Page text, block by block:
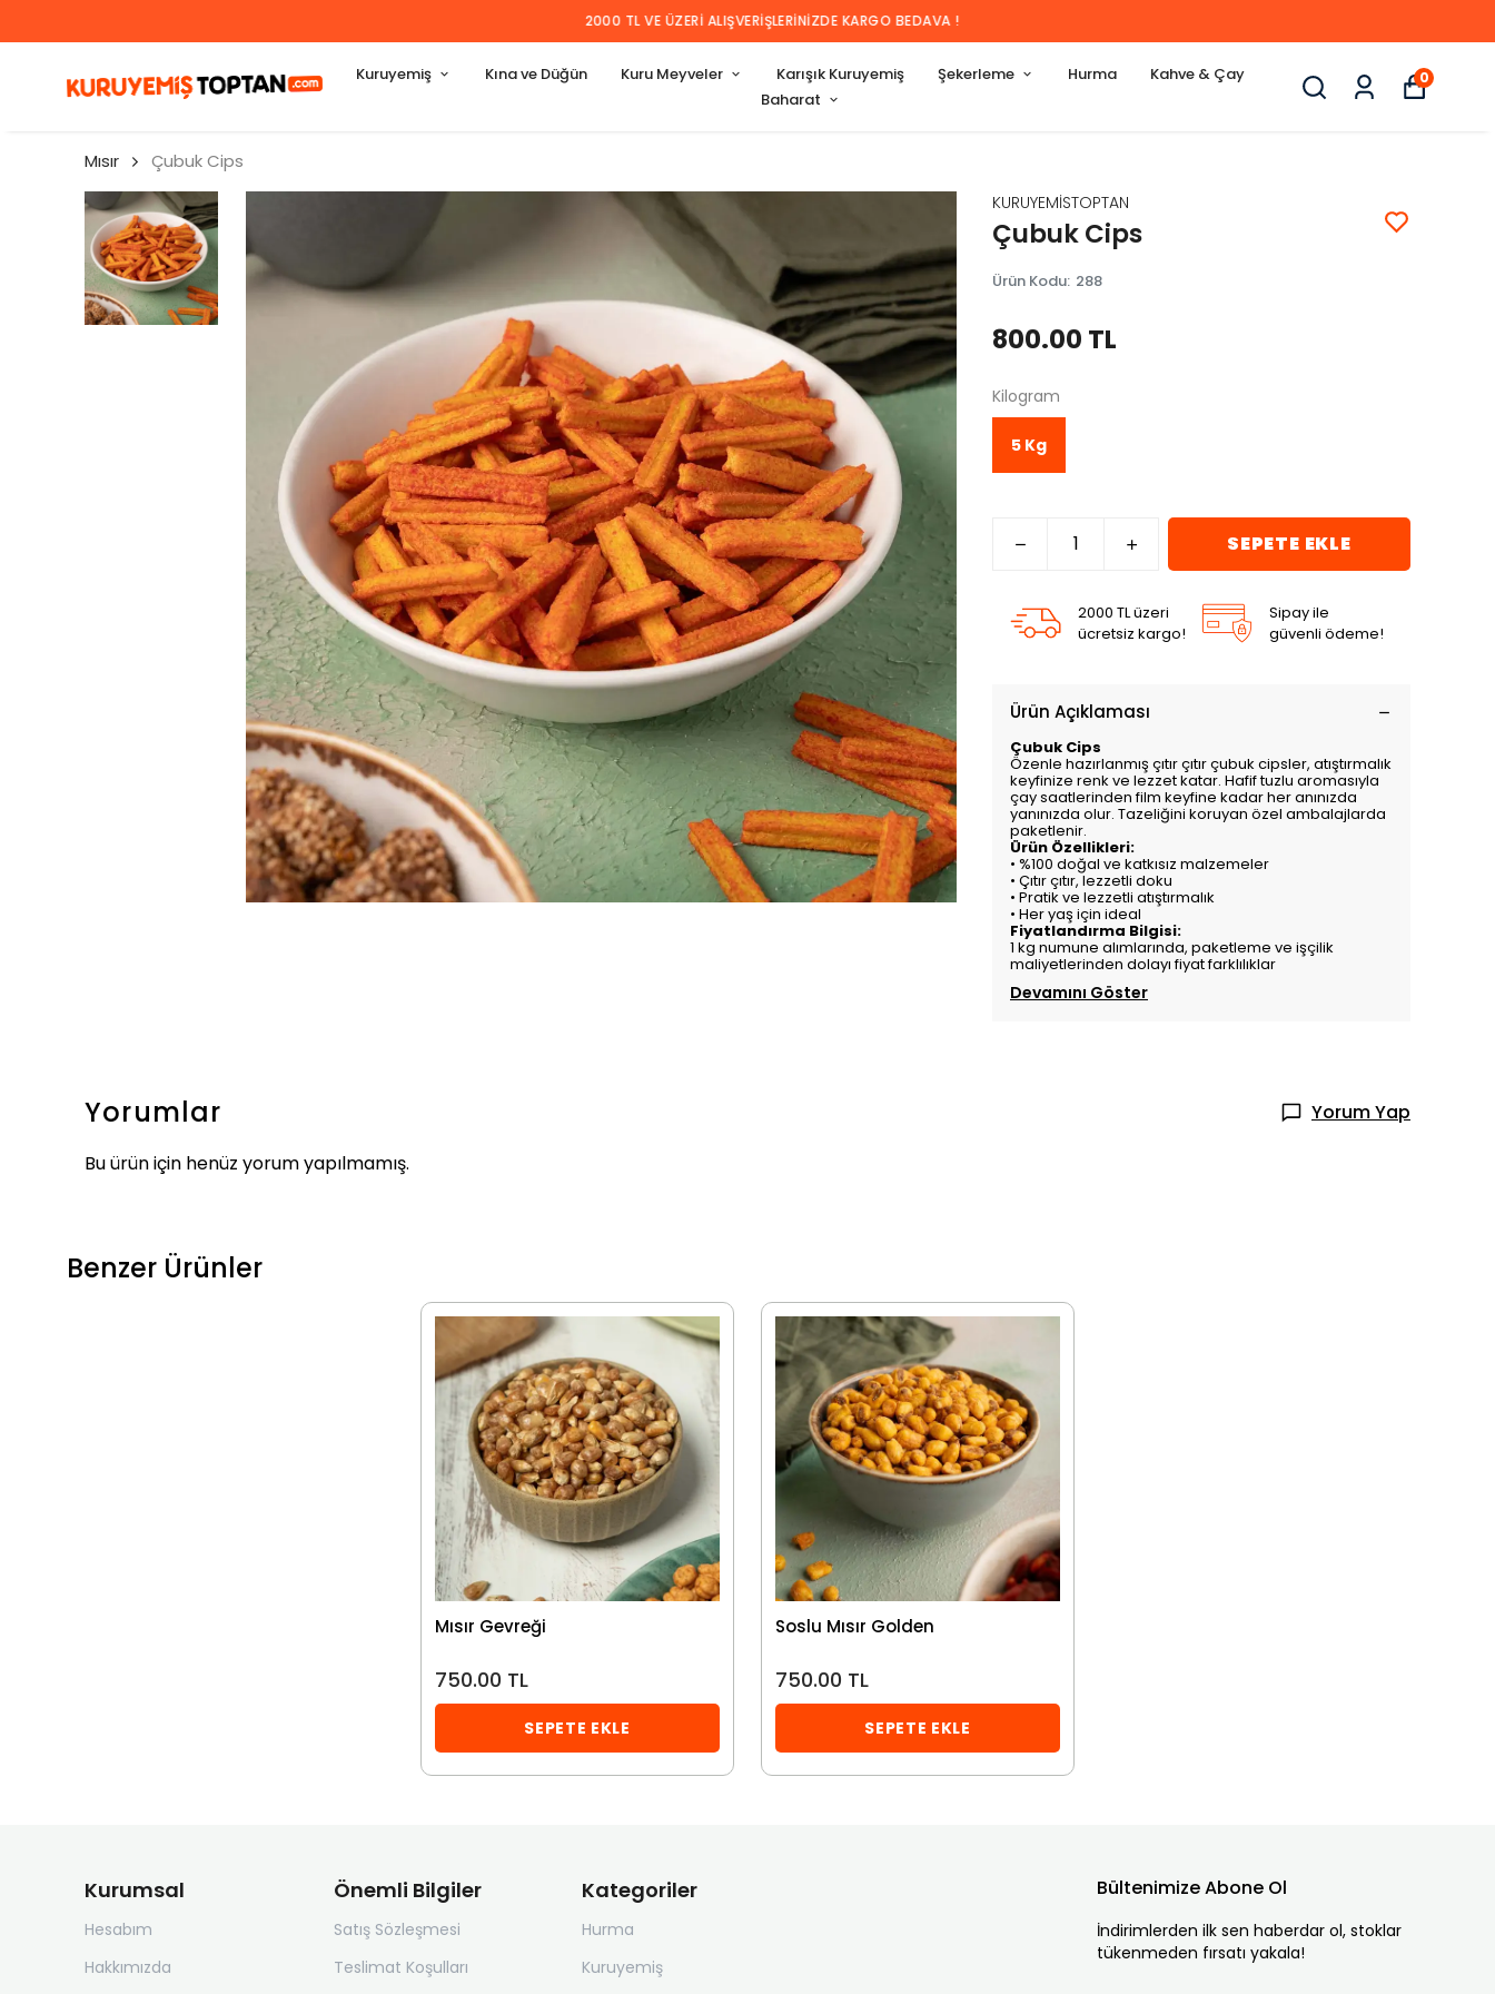
2000 TL VE ÜZERI ALIŞVERIŞLERINIZDE KARGO BEDAVA !
Kuruyemiş Kına ve Düğün Kuru Meyveler Karışık Kuruyemiş Şekerleme Hurma
Kahve & Çay
Baharat
0
Mısır Çubuk Cips
KURUYEMİSTOPTAN
Çubuk Cips
Ürün Kodu: 288
800.00 TL
Kilogram
5 Kg
SEPETE EKLE
2000 TL üzeri
ücretsiz kargo!
Sipay ile
güvenli ödeme!
Ürün Açıklaması
Çubuk Cips
Özenle hazırlanmış çıtır çıtır çubuk cipsler, atıştırmalık
keyfinize renk ve lezzet katar. Hafif tuzlu aromasıyla
çay saatlerinden film keyfine kadar her anınızda
yanınızda olur. Tazeliğini koruyan özel ambalajlarda
paketlenir.
Ürün Özellikleri:
• %100 doğal ve katkısız malzemeler
• Çıtır çıtır, lezzetli doku
• Pratik ve lezzetli atıştırmalık
• Her yaş için ideal
Fiyatlandırma Bilgisi:
1 kg numune alımlarında, paketleme ve işçilik
maliyetlerinden dolayı fiyat farklılıklar
Devamını Göster
Yorumlar
Yorum Yap
Bu ürün için henüz yorum yapılmamış.
Benzer Ürünler
Mısır Gevreği
750.00 TL
SEPETE EKLE
Soslu Mısır Golden
750.00 TL
SEPETE EKLE
Kurumsal
Hesabım
Hakkımızda
Önemli Bilgiler
Satış Sözleşmesi
Teslimat Koşulları
Kategoriler
Hurma
Kuruyemiş
Bültenimize Abone Ol
İndirimlerden ilk sen haberdar ol, stoklar
tükenmeden fırsatı yakala!